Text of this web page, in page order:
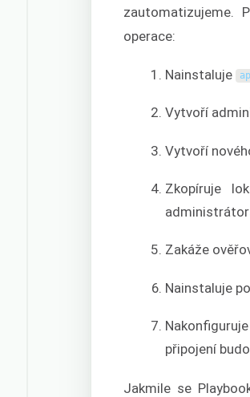
zautomatizujeme.
operace:
Nainstaluje
Vytvoří
Vytvoří
Zkopíruje
Zakáže
Nainstaluje
Nakonfiguruje
připojení
Jakmile se